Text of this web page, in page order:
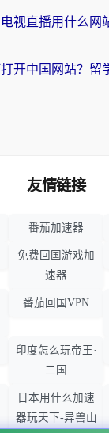
友情链接
番茄加速器
免费回国游戏加
速器
番茄回国VPN
印度怎么玩帝王·
三国
日本用什么加速
器玩天下-异兽山